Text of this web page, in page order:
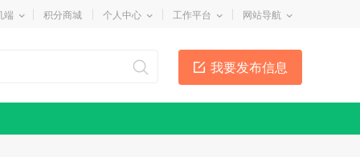
端 积分商城 个人中心 工作平台 网站导航
我要发布信息